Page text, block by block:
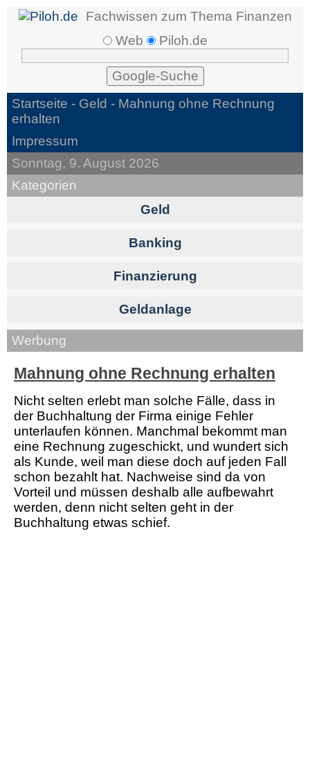
Fachwissen zum Thema Finanzen
Web
Piloh.de
Startseite - Geld - Mahnung ohne Rechnung
erhalten
Impressum
Sonntag, 9. August 2026
Kategorien
Geld
Banking
Finanzierung
Geldanlage
Werbung
Mahnung ohne Rechnung erhalten
Nicht selten erlebt man solche Fälle, dass in
der Buchhaltung der Firma einige Fehler
unterlaufen können. Manchmal bekommt man
eine Rechnung zugeschickt, und wundert sich
als Kunde, weil man diese doch auf jeden Fall
schon bezahlt hat. Nachweise sind da von
Vorteil und müssen deshalb alle aufbewahrt
werden, denn nicht selten geht in der
Buchhaltung etwas schief.